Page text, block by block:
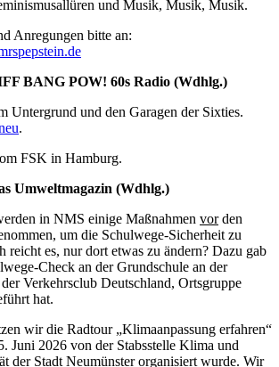
und Musik, Musik, Musik.
Anregungen bitte an:
BANG POW! 60s Radio (Wdhlg.)
Untergrund und den Garagen der Sixties.
.
FSK in Hamburg.
Umweltmagazin (Wdhlg.)
in NMS einige Maßnahmen vorden
um die Schulwege-Sicherheit zu
reicht es, nur dort etwas zu ändern? Dazu gab
Check an der Grundschule an der
Verkehrsclub Deutschland, Ortsgruppe
hat.
wir die Radtour „Klimaanpassung erfahren“
Juni 2026 von der Stabsstelle Klima und
der Stadt Neumünster organisiert wurde. Wir